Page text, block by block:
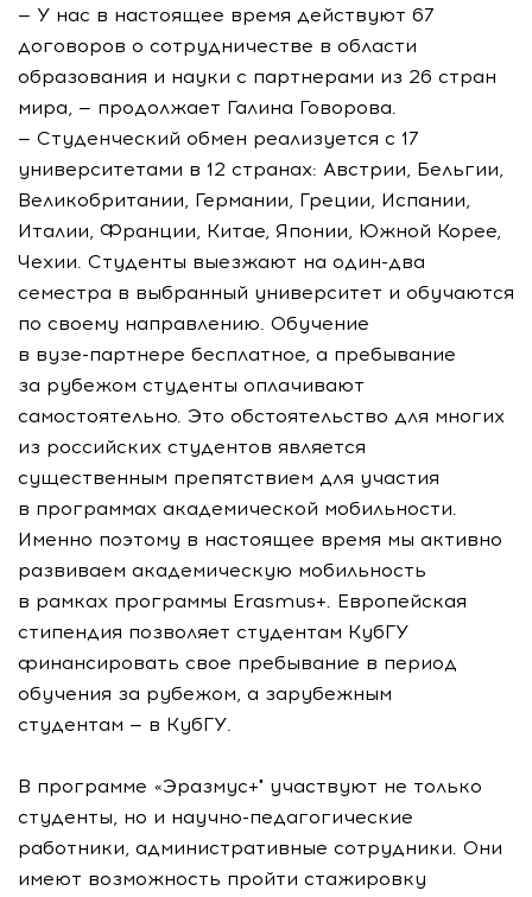
— У нас в настоящее время действуют 67
договоров о сотрудничестве в области
образования и науки с партнерами из 26 стран
мира, — продолжает Галина Говорова.
— Студенческий обмен реализуется с 17
университетами в 12 странах: Австрии, Бельгии,
Великобритании, Германии, Греции, Испании,
Италии, Франции, Китае, Японии, Южной Корее,
Чехии. Студенты выезжают на один-два
семестра в выбранный университет и обучаются
по своему направлению. Обучение
в вузе-партнере бесплатное, а пребывание
за рубежом студенты оплачивают
самостоятельно. Это обстоятельство для многих
из российских студентов является
существенным препятствием для участия
в программах академической мобильности.
Именно поэтому в настоящее время мы активно
развиваем академическую мобильность
в рамках программы Erasmus+. Европейская
стипендия позволяет студентам КубГУ
финансировать свое пребывание в период
обучения за рубежом, а зарубежным
студентам — в КубГУ.
В программе «Эразмус+" участвуют не только
студенты, но и научно-педагогические
работники, административные сотрудники. Они
имеют возможность пройти стажировку